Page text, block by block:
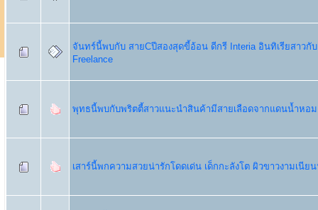
จันทร์นี้พบกับ สายCปีสองสุดขี้อ้อน ดีกรี Interia อินทิเรียสาวกั
Freelance
พุทธนี้พบกับพริตตี้สาวแนะนำสินค้ามีสายเลือดจากแดนน้ำหอม
เสาร์นี้พกความสวยน่ารักโดดเด่น เด็กกะลังโต ผิวขาวงามเนีย